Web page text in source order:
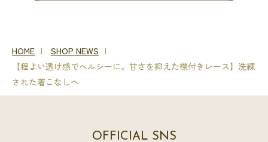
HOME
SHOP NEWS
【程よい透け感でヘルシーに。甘さを抑えた襟付きレース】洗練
された着こなしへ
OFFICIAL SNS